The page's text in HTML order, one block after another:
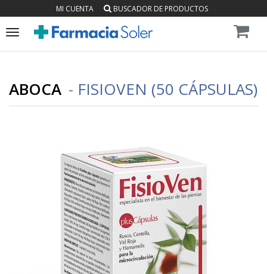
MI CUENTA BUSCADOR DE PRODUCTOS
Toggle
ABOCA - FISIOVEN (50 CÁPSULAS)